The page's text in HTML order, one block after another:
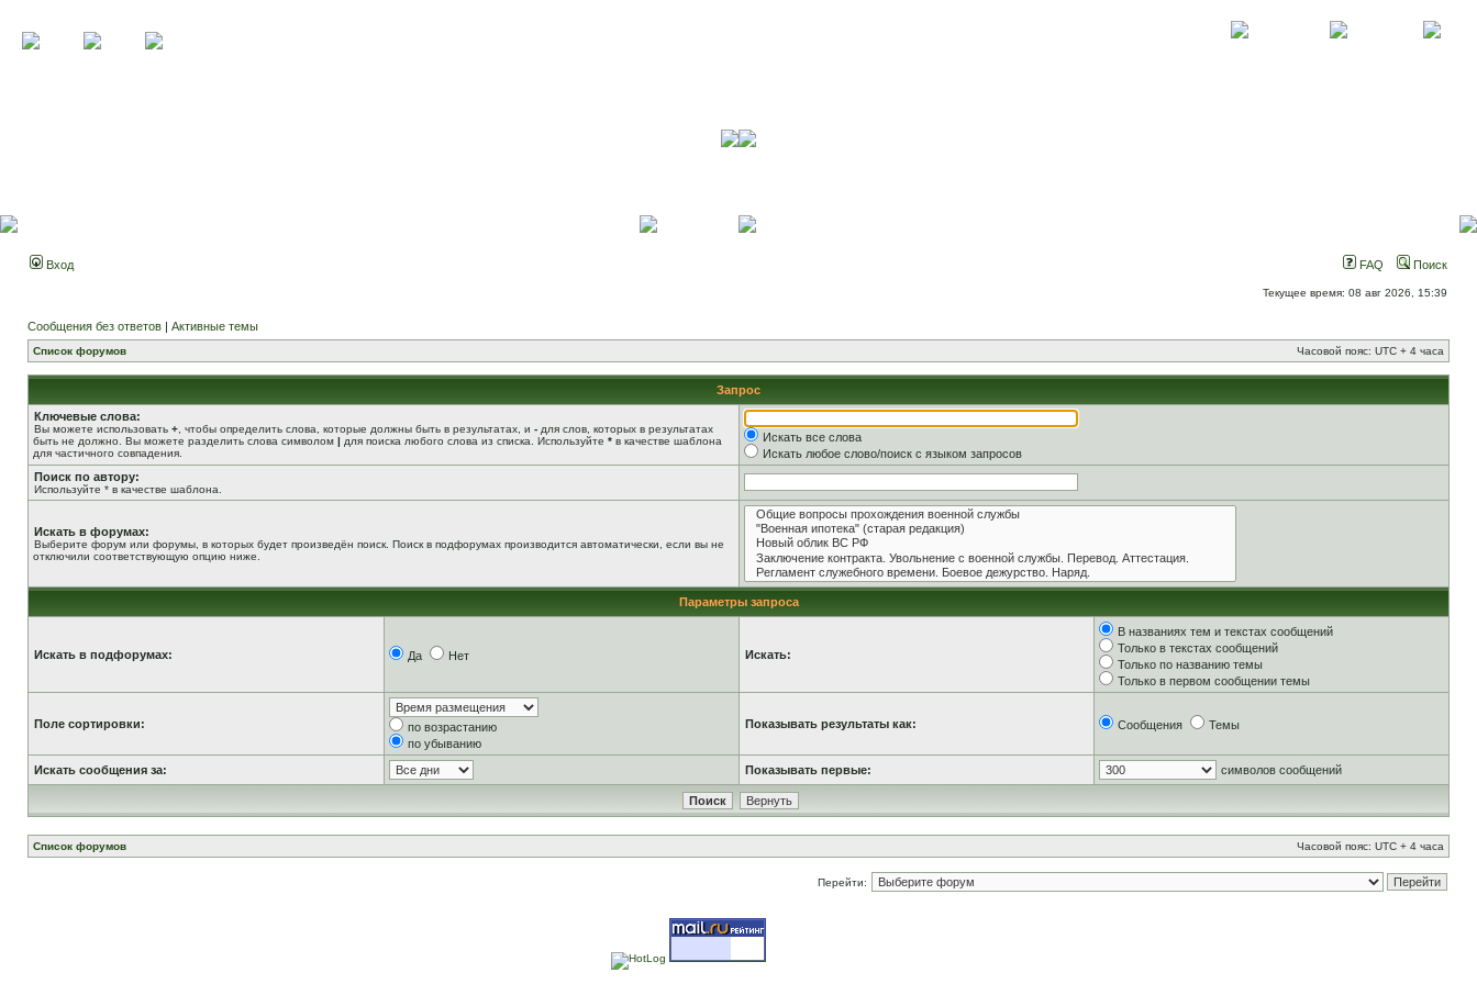
Вход FAQ Поиск
Текущее время: 08 авг 2026, 15:39
Сообщения без ответов | Активные темы
Список форумов Часовой пояс: UTC + 4 часа
Запрос
Ключевые слова:
Вы можете использовать + , чтобы определить слова, которые должны быть в результатах, и - для слов, которых в результатах
быть не должно. Вы можете разделить слова символом | для поиска любого слова из списка. Используйте * в качестве шаблона
для частичного совпадения.
Искать все слова
Искать любое слово/поиск с языком запросов
Поиск по автору:
Используйте * в качестве шаблона.
Искать в форумах:
Выберите форум или форумы, в которых будет произведён поиск. Поиск в подфорумах производится автоматически, если вы не
отключили соответствующую опцию ниже.
Параметры запроса
Искать в подфорумах: Да Нет Искать:
В названиях тем и текстах сообщений
Только в текстах сообщений
Только по названию темы
Только в первом сообщении темы
Поле сортировки:
по возрастанию
по убыванию
Показывать результаты как: Сообщения Темы
Искать сообщения за: Показывать первые: символов сообщений
Список форумов Часовой пояс: UTC + 4 часа
Перейти: